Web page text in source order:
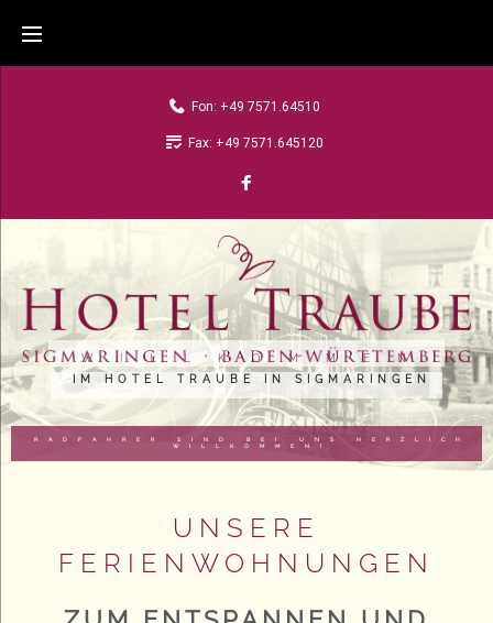
Fon: +49 7571.64510
Fax: +49 7571.645120
WILLKOMMEN
IM HOTEL TRAUBE IN SIGMARINGEN
RADFAHRER SIND BEI UNS HERZLICH
WILLKOMMEN!
UNSERE
FERIENWOHNUNGEN